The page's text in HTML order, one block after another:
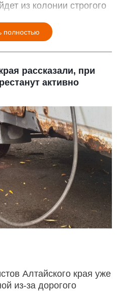
из колонии строгого
полностью
рассказали, при
активно
Алтайского края уже
из-за дорогого